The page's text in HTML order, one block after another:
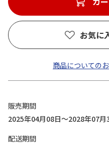
お気に
商品についての
販売期間
2025年04月08日～2028年07月
配送期間